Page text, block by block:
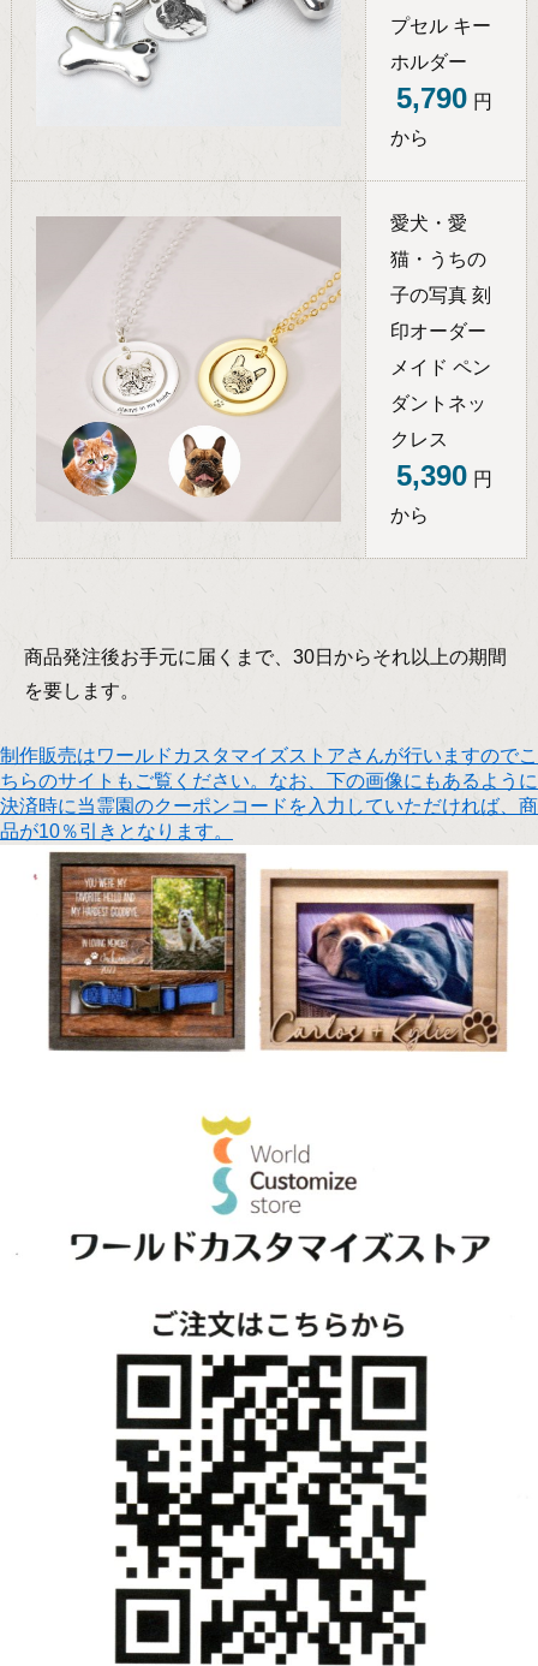
プセル キー
ホルダー
5,790 円
から
愛犬・愛
猫・うちの
子の写真 刻
印オーダー
メイド ペン
ダントネッ
クレス
5,390 円
から
商品発注後お手元に届くまで、30日からそれ以上の期間
を要します。
制作販売はワールドカスタマイズストアさんが行いますのでこ
ちらのサイトもご覧ください。なお、下の画像にもあるように
決済時に当霊園のクーポンコードを入力していただければ、商
品が10％引きとなります。